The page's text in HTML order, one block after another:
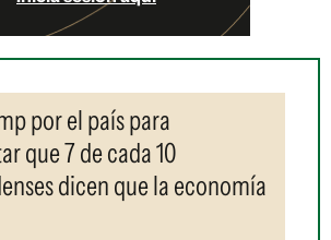
por el país para
que 7 de cada 10
dicen que la economía